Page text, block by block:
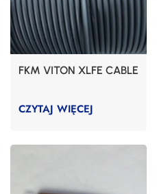
FKM VITON XLFE CABLE
CZYTAJ WIĘCEJ